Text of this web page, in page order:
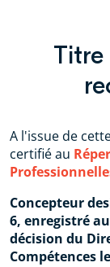
Titre
A l'issue de
certifié au
Concepteur
6, enregistré
décision du
Compétences